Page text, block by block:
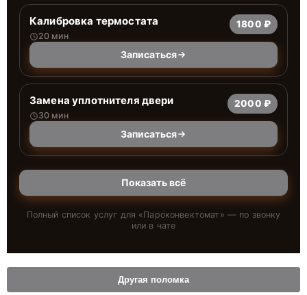
Калибровка термостата
20 мин
1800 ₽
Записаться
Замена уплотнителя двери
30 мин
2000 ₽
Записаться
Показать всё
Полный список услуг для «Пароконвектомат » — по звонку
или в чате
Другая поломка